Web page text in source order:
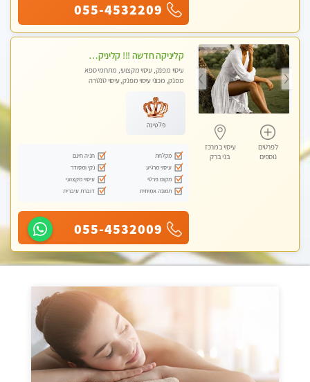
055-4532209
לפרטים
נוספים
עיסוי במרכז
בני ברק
קליניקה חדשה !!! קליניקה פרטית ואיכותית במיוחד בהרצליה
עיסוי מפנק, עיסוי מקצועי, מתחמי ספא
מפנק, מכוני עיסוי מפנק, עיסוי טנטרה
פלטינה
מקלחת
חניה חינם
עיסוי מרגיע
נקי ומסודר
מקום פרטי
עיסוי מקצועי
תמונה אמיתית
דוברת עיברית
055-4532009